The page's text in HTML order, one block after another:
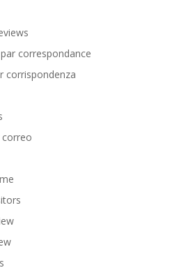
correspondance
corrispondenza